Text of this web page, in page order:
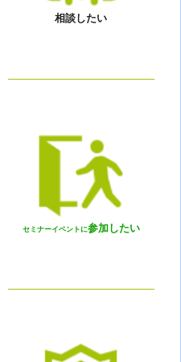
相談したい
セミナーイベントに参加したい